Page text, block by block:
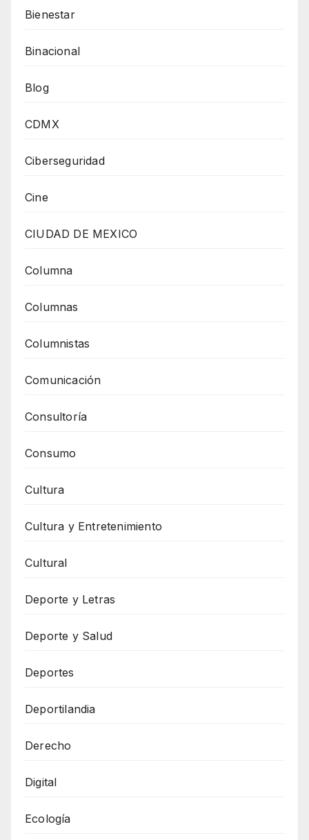
Bienestar
Binacional
Blog
CDMX
Ciberseguridad
Cine
CIUDAD DE MEXICO
Columna
Columnas
Columnistas
Comunicación
Consultoría
Consumo
Cultura
Cultura y Entretenimiento
Cultural
Deporte y Letras
Deporte y Salud
Deportes
Deportilandia
Derecho
Digital
Ecología